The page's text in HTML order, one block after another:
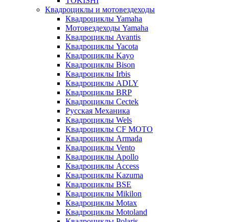
Квадроциклы и мотовездеходы
Квадроциклы Yamaha
Мотовездеходы Yamaha
Квадроциклы Avantis
Квадроциклы Yacota
Квадроциклы Kayo
Квадроциклы Bison
Квадроциклы Irbis
Квадроциклы ADLY
Квадроциклы BRP
Квадроциклы Cectek
Русская Механика
Квадроциклы Wels
Квадроциклы CF MOTO
Квадроциклы Armada
Квадроциклы Vento
Квадроциклы Apollo
Квадроциклы Access
Квадроциклы Kazuma
Квадроциклы BSE
Квадроциклы Mikilon
Квадроциклы Motax
Квадроциклы Motoland